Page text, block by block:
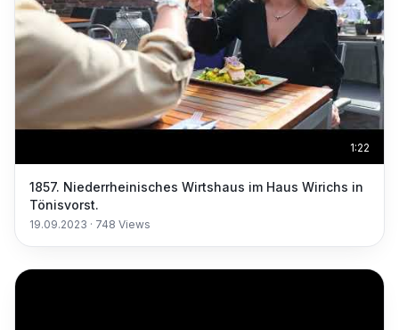
1:22
1857. Niederrheinisches Wirtshaus im Haus Wirichs in
Tönisvorst.
19.09.2023 · 748 Views